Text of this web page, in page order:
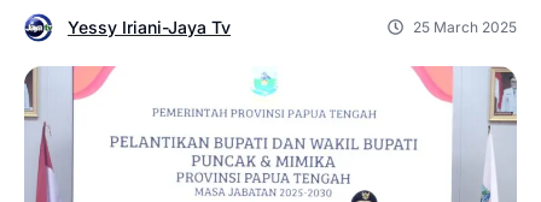
Yessy Iriani-Jaya Tv 25 March 2025